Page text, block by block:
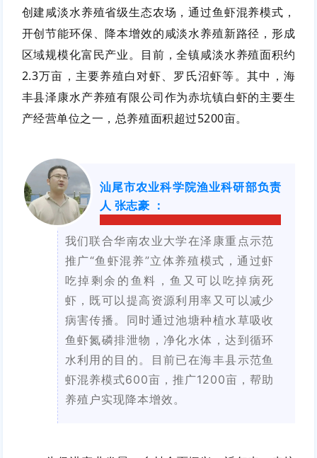
创建咸淡水养殖省级生态农场，通过鱼虾混养模式，
开创节能环保、降本增效的咸淡水养殖新路径，形成
区域规模化富民产业。目前，全镇咸淡水养殖面积约
2.3万亩，主要养殖白对虾、罗氏沼虾等。其中，海
丰县泽康水产养殖有限公司作为赤坑镇白虾的主要生
产经营单位之一，总养殖面积超过5200亩。
汕尾市农业科学院渔业科研部负责
人 张志豪 ：
我们联合华南农业大学在泽康重点示范
推广“鱼虾混养”立体养殖模式，通过虾
吃掉剩余的鱼料，鱼又可以吃掉病死
虾，既可以提高资源利用率又可以减少
病害传播。同时通过池塘种植水草吸收
鱼虾氮磷排泄物，净化水体，达到循环
水利用的目的。目前已在海丰县示范鱼
虾混养模式600亩，推广1200亩，帮助
养殖户实现降本增效。